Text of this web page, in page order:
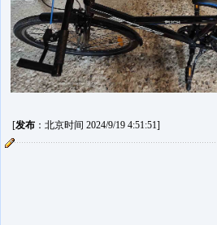
[发布：北京时间 2024/9/19 4:51:51]